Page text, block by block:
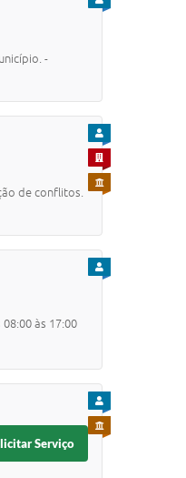
-
de conflitos.
PARA CIDADÃO
PARA EMPRESA
PARA SERVIDOR
às 17:00
PARA CIDADÃO
PARA CIDADÃO
PARA SERVIDOR
Serviço